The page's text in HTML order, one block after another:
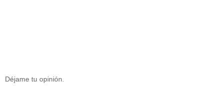
Déjame tu opinión.